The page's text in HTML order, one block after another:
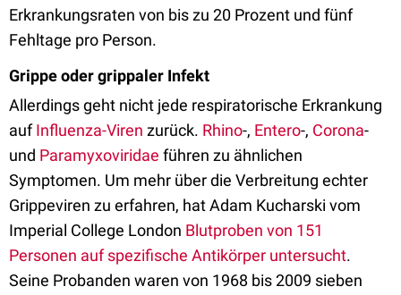
Erkrankungsraten von bis zu 20 Prozent und fünf
Fehltage pro Person.
Grippe oder grippaler Infekt
Allerdings geht nicht jede respiratorische Erkrankung
aufInfluenza-Viren zurück. Rhino-, Entero-, Corona-
und Paramyxoviridae führen zu ähnlichen
Symptomen. Um mehr über die Verbreitung echter
Grippeviren zu erfahren, hat Adam Kucharski vom
Imperial College London Blutproben von 151
Personen auf spezifische Antikörper untersucht.
Seine Probanden waren von 1968 bis 2009 sieben